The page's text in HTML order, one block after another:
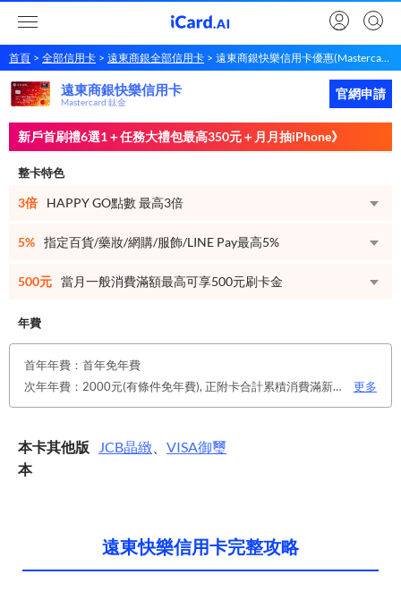
首頁 全部信用卡 遠東商銀全部信用卡 遠東商銀快樂信用卡優惠(Mastercard 鈦金)
遠東商銀快樂信用卡 立即申請
遠東商銀快樂信用卡
Mastercard 鈦金
官網申請
新戶首刷禮6選1＋任務大禮包最高350元＋月月抽iPhone》
整卡特色
3倍 HAPPY GO點數 最高3倍
5% 指定百貨/藥妝/網購/服飾/LINE Pay最高5%
500元 當月一般消費滿額最高可享500元刷卡金
年費
首年年費：首年免年費
次年年費：2000元(有條件免年費), 正附卡合計累積消費滿新台幣6萬元(含)或12筆，即享次年免年費。
更多
本卡其他版
本
JCB晶緻 VISA御璽
遠東快樂信用卡完整攻略